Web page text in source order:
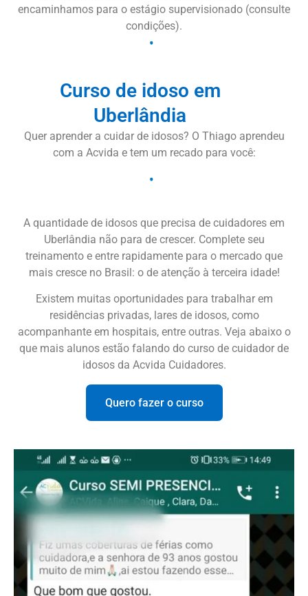
encaminhamos para o estágio supervisionado (consulte
condições).
Curso de idoso em
Uberlândia
Quer aprender a cuidar de idosos? O Thiago aprendeu
com a Acvida e tem um recado para você:
A quantidade de idosos que precisa de cuidadores em
Uberlândia não para de crescer. Complete seu
treinamento e entre rapidamente para o mercado que
mais cresce no Brasil: o de atenção à terceira idade!
Existem muitas oportunidades para trabalhar em
residências privadas, lares de idosos, como
acompanhante em hospitais, entre outras. Veja abaixo o
que mais alunos estão falando do curso de cuidador de
idosos da Acvida Cuidadores.
Quero fazer o curso